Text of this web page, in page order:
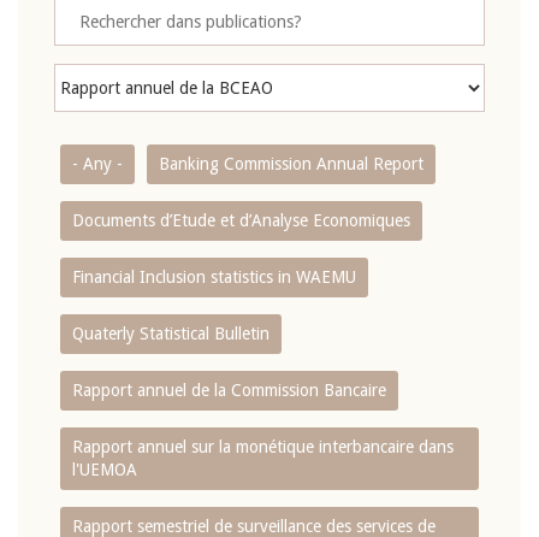
- Any - Banking Commission Annual Report
Documents d’Etude et d’Analyse Economiques
Financial Inclusion statistics in WAEMU
Quaterly Statistical Bulletin
Rapport annuel de la Commission Bancaire
Rapport annuel sur la monétique interbancaire dans
l'UEMOA
Rapport semestriel de surveillance des services de